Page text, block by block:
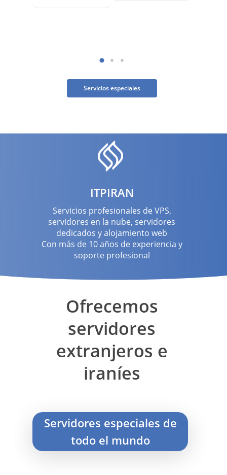
Servicios especiales
ITPIRAN
Servicios profesionales de VPS,
servidores en la nube, servidores
dedicados y alojamiento web
Con más de 10 años de experiencia y
soporte profesional
Ofrecemos
servidores
extranjeros e
iraníes
Servidores especiales de
todo el mundo